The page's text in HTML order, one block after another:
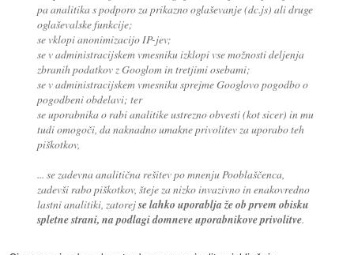
pa analitika s podporo za prikazno oglaševanje (dc.js) ali druge
oglaševalske funkcije;
se vklopi anonimizacijo IP-jev;
se v administracijskem vmesniku izklopi vse možnosti deljenja
zbranih podatkov z Googlom in tretjimi osebami;
se v administracijskem vmesniku sprejme Googlovo pogodbo o
pogodbeni obdelavi; ter
se uporabnika o rabi analitike ustrezno obvesti (kot sicer) in mu
tudi omogoči, da naknadno umakne privolitev za uporabo teh
piškotkov,
... se zadevna analitična rešitev po mnenju Pooblaščenca,
zadevši rabo piškotkov, šteje za nizko invazivno in enakovredno
lastni analitiki, zatorejse lahko uporablja že ob prvem obisku
spletne strani, na podlagi domneve uporabnikove privolitve.